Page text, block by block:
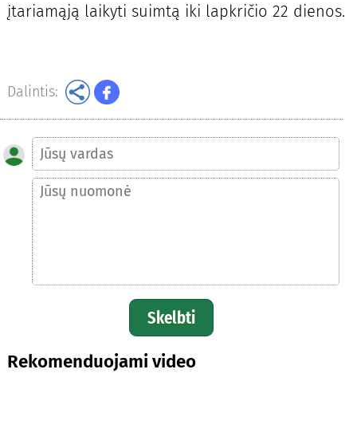
įtariamąją laikyti suimtą iki lapkričio 22 dienos.
Dalintis:
Skelbti
Rekomenduojami video